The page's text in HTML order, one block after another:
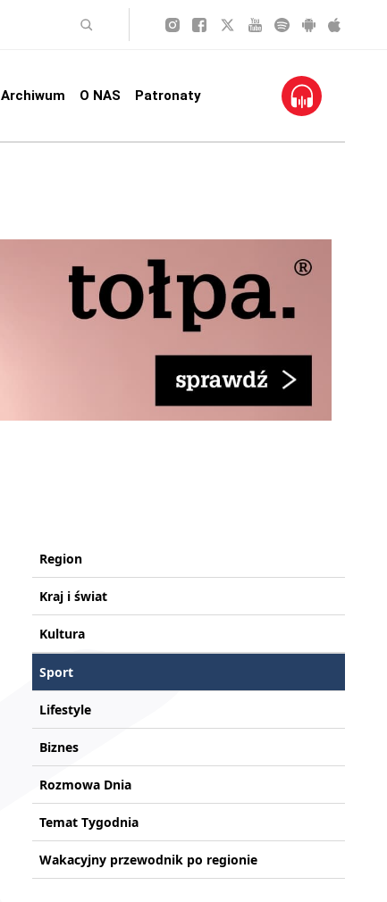
Archiwum O NAS Patronaty
Region
Kraj i świat
Kultura
Sport
Lifestyle
Biznes
Rozmowa Dnia
Temat Tygodnia
Wakacyjny przewodnik po regionie